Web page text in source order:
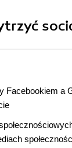
Facebookiem a